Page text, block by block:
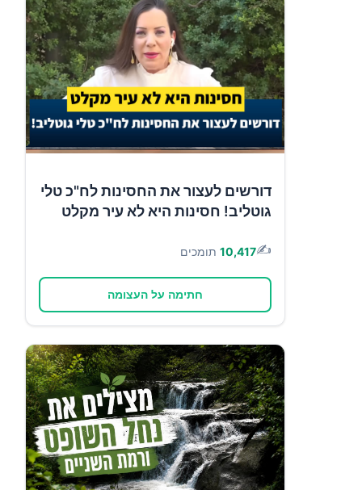
דורשים לעצור את החסינות לח"כ טלי
גוטליב! חסינות היא לא עיר מקלט
✍️
10,417 תומכים
חתימה על העצומה